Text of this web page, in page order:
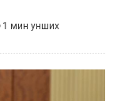
1 мин унших